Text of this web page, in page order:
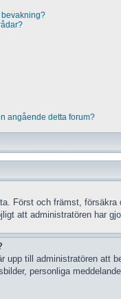
angående detta forum?
Först och främst,
att administratören har
upp till administratören att
personliga